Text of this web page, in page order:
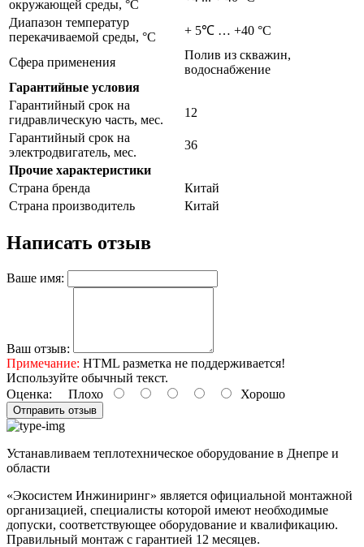
окружающей среды, °С
Диапазон температур
перекачиваемой среды, °С
+ 5℃ … +40 °С
Сфера применения
Полив из скважин,
водоснабжение
Гарантийные условия
Гарантийный срок на
гидравлическую часть, мес.
12
Гарантийный срок на
электродвигатель, мес.
36
Прочие характеристики
Страна бренда
Китай
Страна производитель
Китай
Написать отзыв
Ваше имя:
Ваш отзыв:
Примечание: HTML разметка не поддерживается!
Используйте обычный текст.
Оценка: Плохо Хорошо
Отправить отзыв
Устанавливаем теплотехническое оборудование в Днепре и
области
«Экосистем Инжиниринг» является официальной монтажной
организацией, специалисты которой имеют необходимые
допуски, соответствующее оборудование и квалификацию.
Правильный монтаж с гарантией 12 месяцев.